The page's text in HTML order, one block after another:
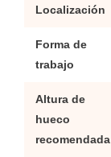
Localización
Forma de
trabajo
Altura de
hueco
recomendada